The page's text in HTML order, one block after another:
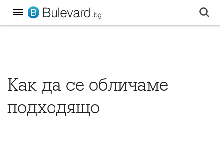
Как да се обличаме
подходящо